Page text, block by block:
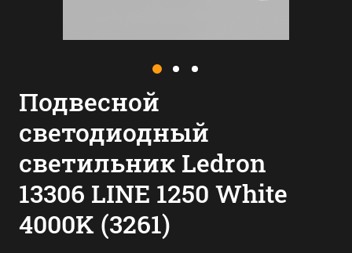
Подвесной
светодиодный
светильник Ledron
13306 LINE 1250 White
4000K (3261)